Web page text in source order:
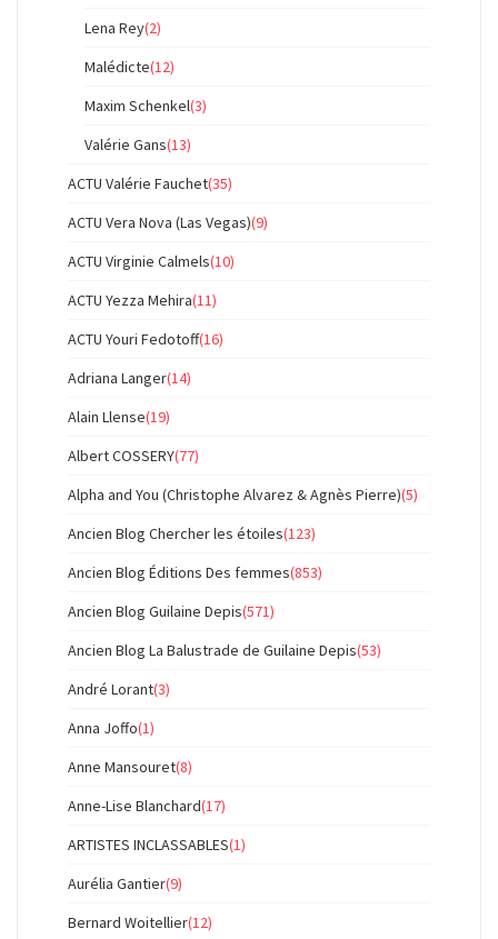
Lena Rey(2)
Malédicte(12)
Maxim Schenkel(3)
Valérie Gans(13)
ACTU Valérie Fauchet(35)
ACTU Vera Nova (Las Vegas)(9)
ACTU Virginie Calmels(10)
ACTU Yezza Mehira(11)
ACTU Youri Fedotoff(16)
Adriana Langer(14)
Alain Llense(19)
Albert COSSERY(77)
Alpha and You (Christophe Alvarez & Agnès Pierre)(5)
Ancien Blog Chercher les étoiles(123)
Ancien Blog Éditions Des femmes(853)
Ancien Blog Guilaine Depis(571)
Ancien Blog La Balustrade de Guilaine Depis(53)
André Lorant(3)
Anna Joffo(1)
Anne Mansouret(8)
Anne-Lise Blanchard(17)
ARTISTES INCLASSABLES(1)
Aurélia Gantier(9)
Bernard Woitellier(12)